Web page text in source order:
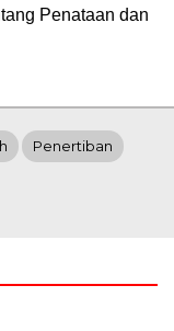
Penataan dan
Penertiban